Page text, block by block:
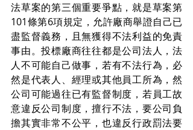
法草案的第三個重要爭點，就是草案第
101條第6項規定，允許廠商舉證自己已
盡監督義務，且無獲得不法利益的免責
事由。投標廠商往往都是公司法人，法
人不可能自己做事，若有不法行為，必
然是代表人、經理或其他員工所為，然
公司可能過往已有監督制度，若員工故
意違反公司制度，擅行不法，要公司負
擔其實非常不公平，也違反行政罰法要